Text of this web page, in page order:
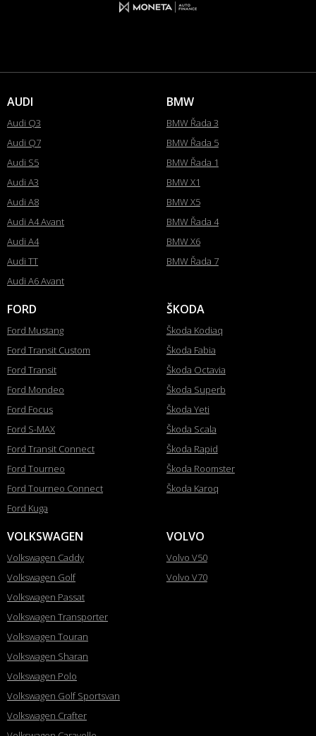
AUDI
Audi Q3
Audi Q7
Audi S5
Audi A3
Audi A8
Audi A4 Avant
Audi A4
Audi TT
Audi A6 Avant
BMW
BMW Řada 3
BMW Řada 5
BMW Řada 1
BMW X1
BMW X5
BMW Řada 4
BMW X6
BMW Řada 7
FORD
Ford Mustang
Ford Transit Custom
Ford Transit
Ford Mondeo
Ford Focus
Ford S-MAX
Ford Transit Connect
Ford Tourneo
Ford Tourneo Connect
Ford Kuga
ŠKODA
Škoda Kodiaq
Škoda Fabia
Škoda Octavia
Škoda Superb
Škoda Yeti
Škoda Scala
Škoda Rapid
Škoda Roomster
Škoda Karoq
VOLKSWAGEN
Volkswagen Caddy
Volkswagen Golf
Volkswagen Passat
Volkswagen Transporter
Volkswagen Touran
Volkswagen Sharan
Volkswagen Polo
Volkswagen Golf Sportsvan
Volkswagen Crafter
VOLVO
Volvo V50
Volvo V70